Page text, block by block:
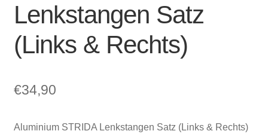
Lenkstangen Satz
(Links & Rechts)
€34,90
Aluminium STRIDA Lenkstangen Satz (Links & Rechts)